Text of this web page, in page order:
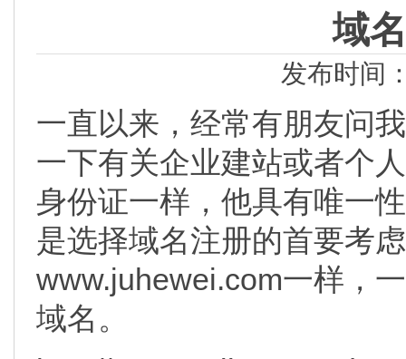
域
发布时间
一直以来，经常有朋友问
一下有关企业建站或者个
身份证一样，他具有唯一
是选择域名注册的首要考
www.juhewei.com一样，
域名。